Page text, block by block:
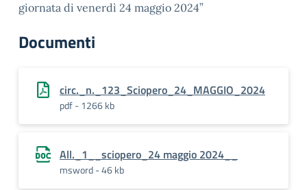
giornata di venerdì 24 maggio 2024”
Documenti
circ._n._123_Sciopero_24_MAGGIO_2024
pdf - 1266 kb
All._1__sciopero_24 maggio 2024__
msword - 46 kb